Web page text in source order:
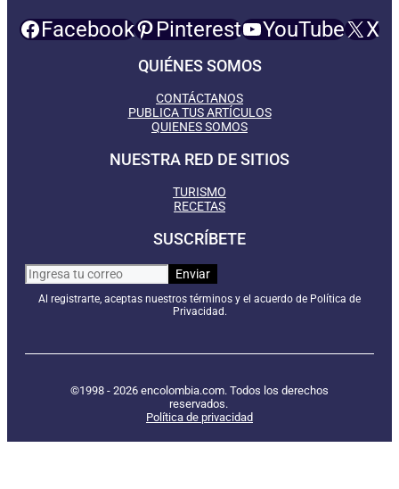
Facebook Pinterest YouTube X
QUIÉNES SOMOS
CONTÁCTANOS
PUBLICA TUS ARTÍCULOS
QUIENES SOMOS
NUESTRA RED DE SITIOS
TURISMO
RECETAS
SUSCRÍBETE
Al registrarte, aceptas nuestros términos y el acuerdo de Política de
Privacidad.
©1998 - 2026 encolombia.com. Todos los derechos
reservados.
Política de privacidad